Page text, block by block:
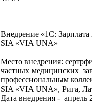
Внедрение «1С:
SIA «VIA UNA»
Mесто внедрения:
частных медицинских
профессиональным
SIA «VIA UNA», Рига,
Дата внедрения - апрель